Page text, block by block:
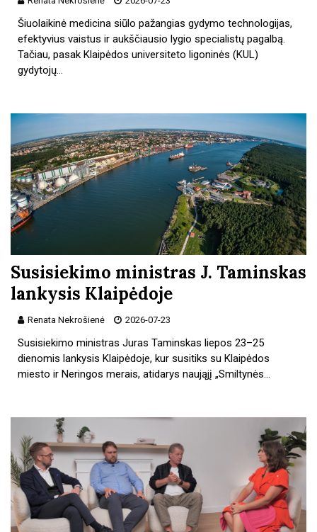
Šiuolaikinė medicina siūlo pažangias gydymo technologijas,
efektyvius vaistus ir aukščiausio lygio specialistų pagalbą.
Tačiau, pasak Klaipėdos universiteto ligoninės (KUL)
gydytojų…
Susisiekimo ministras J. Taminskas
lankysis Klaipėdoje
Renata Nekrošienė 2026-07-23
Susisiekimo ministras Juras Taminskas liepos 23–25
dienomis lankysis Klaipėdoje, kur susitiks su Klaipėdos
miesto ir Neringos merais, atidarys naująjį „Smiltynės…